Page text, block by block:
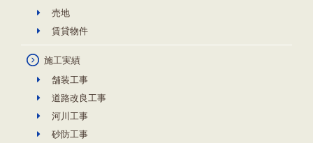
売地
賃貸物件
施工実績
舗装工事
道路改良工事
河川工事
砂防工事